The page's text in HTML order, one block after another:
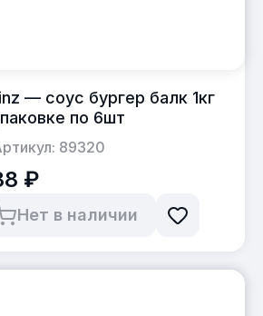
— соус бургер балк 1кг
по 6шт
89320
₽
Нет в наличии